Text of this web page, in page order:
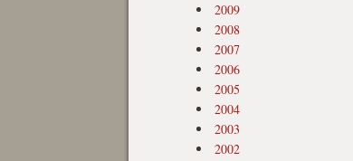
2009
2008
2007
2006
2005
2004
2003
2002